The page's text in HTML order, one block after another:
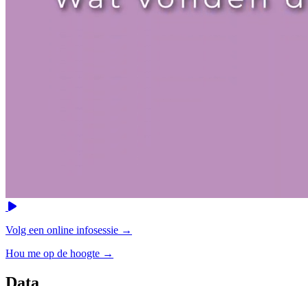
Video
Volg een online infosessie →
Hou me op de hoogte →